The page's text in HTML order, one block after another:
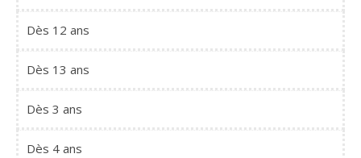
Dès 12 ans
Dès 13 ans
Dès 3 ans
Dès 4 ans